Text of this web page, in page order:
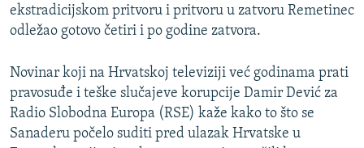
ekstradicijskom pritvoru i pritvoru u zatvoru Remetinec
odležao gotovo četiri i po godine zatvora.
Novinar koji na Hrvatskoj televiziji već godinama prati
pravosuđe i teške slučajeve korupcije Damir Dević za
Radio Slobodna Europa (RSE) kaže kako to što se
Sanaderu počelo suditi pred ulazak Hrvatske u